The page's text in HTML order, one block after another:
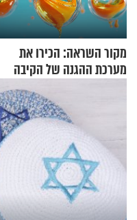
מקור השראה: הכירו את
מערכת ההגנה של הקיבה